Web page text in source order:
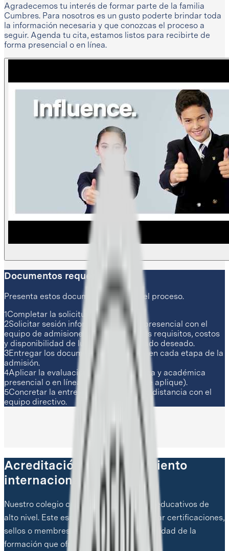
Agradecemos tu interés de formar parte de la familia
Cumbres. Para nosotros es un gusto poderte brindar toda
la información necesaria y que conozcas el proceso a
seguir. Agenda tu cita, estamos listos para recibirte de
forma presencial o en línea.
Documentos requeridos
Presenta estos documentos durante el proceso.
1Completar la solicitud de admisión
2Solicitar sesión informativa online o presencial con el
equipo de admisiones para conocer los requisitos, costos
y disponibilidad de lugares para el grado deseado.
3Entregar los documentos requeridos en cada etapa de la
admisión.
4Aplicar la evaluación psicopedagógica y académica
presencial o en línea (en los grados que aplique).
5Concretar la entrevista presencial o a distancia con el
equipo directivo.
Acreditación y reconocimiento
internacional
Nuestro colegio cumple con estándares educativos de
alto nivel. Este espacio sirve para destacar certificaciones,
sellos o membresías que respaldan la calidad de la
formación que ofrecemos a las familias.